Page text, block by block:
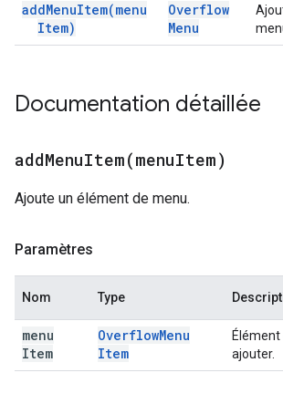
addMenuItem(menu
Item)
Overflow
Menu
Documentation détaillée
addMenuItem(menuItem)
Ajoute un élément de menu.
Paramètres
Nom Type
menu
Item
OverflowMenu
Item
ajouter.